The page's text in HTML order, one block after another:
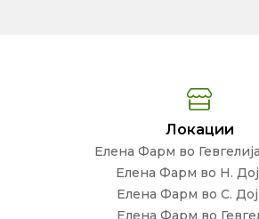
Локации
Елена Фарм во Гевгелија
Елена Фарм во Н.
Елена Фарм во С.
Елена Фарм во